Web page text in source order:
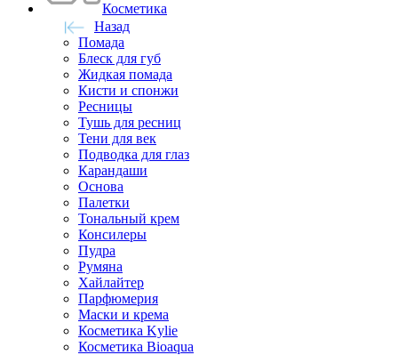
Косметика
Назад
Помада
Блеск для губ
Жидкая помада
Кисти и спонжи
Ресницы
Тушь для ресниц
Тени для век
Подводка для глаз
Карандаши
Основа
Палетки
Тональный крем
Консилеры
Пудра
Румяна
Хайлайтер
Парфюмерия
Маски и крема
Косметика Kylie
Косметика Bioaqua